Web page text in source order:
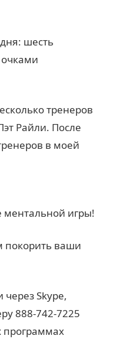
шесть
тренеров
Райли. После
в моей
ментальной игры!
покорить ваши
Skype,
888-742-7225
программах